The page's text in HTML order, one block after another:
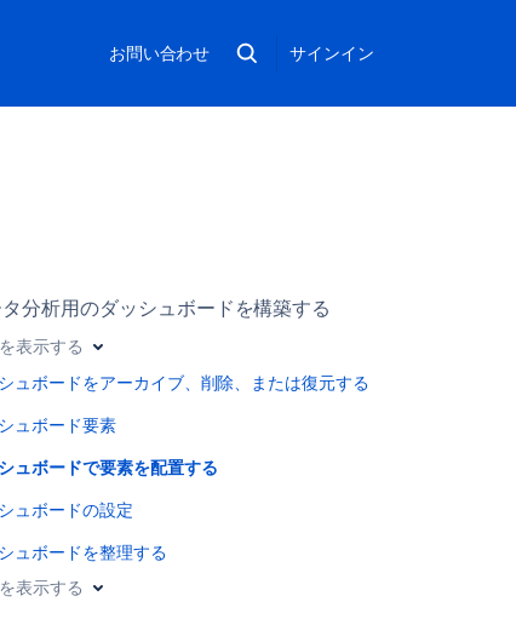
お問い合わせ サインイン
分析用のダッシュボードを構築する
表示する
ュボードをアーカイブ、削除、または復元する
ュボード要素
ュボードで要素を配置する
ュボードの設定
ュボードを整理する
表示する